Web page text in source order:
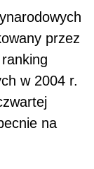
przez
w 2004 r.
na